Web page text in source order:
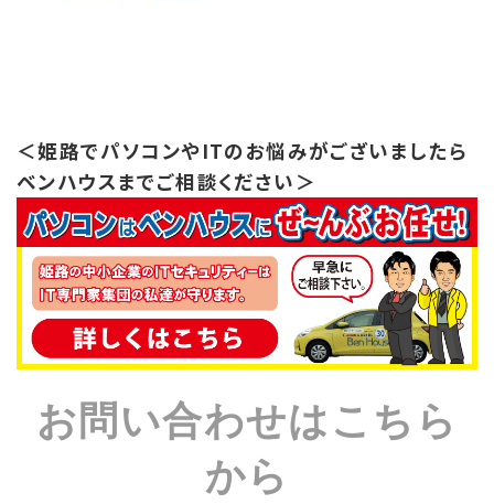
＜姫路でパソコンやITのお悩みがございましたら
ベンハウスまでご相談ください＞
お問い合わせはこちら
から